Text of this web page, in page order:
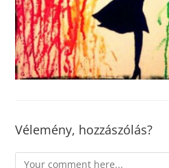
Vélemény, hozzászólás?